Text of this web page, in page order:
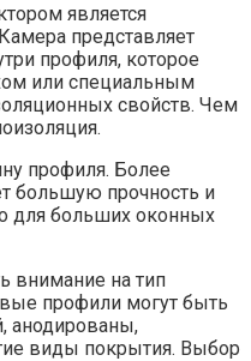
является
представляет
профиля, которое
или специальным
свойств. Чем
профиля. Более
большую прочность и
для больших оконных
внимание на тип
профили могут быть
анодированы,
виды покрытия. Выбор